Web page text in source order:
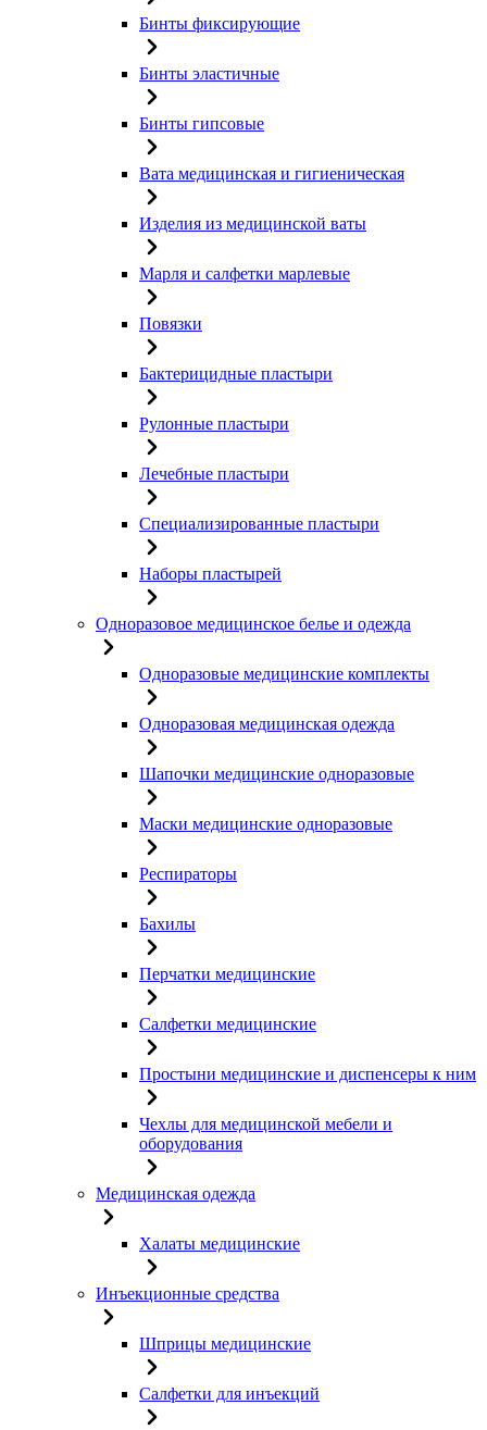
Бинты фиксирующие
Бинты эластичные
Бинты гипсовые
Вата медицинская и гигиеническая
Изделия из медицинской ваты
Марля и салфетки марлевые
Повязки
Бактерицидные пластыри
Рулонные пластыри
Лечебные пластыри
Специализированные пластыри
Наборы пластырей
Одноразовое медицинское белье и одежда
Одноразовые медицинские комплекты
Одноразовая медицинская одежда
Шапочки медицинские одноразовые
Маски медицинские одноразовые
Респираторы
Бахилы
Перчатки медицинские
Салфетки медицинские
Простыни медицинские и диспенсеры к ним
Чехлы для медицинской мебели и
оборудования
Медицинская одежда
Халаты медицинские
Инъекционные средства
Шприцы медицинские
Салфетки для инъекций